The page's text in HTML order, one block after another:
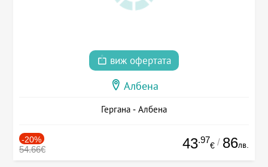
виж офертата
Албена
Гергана - Албена
-20%
54.66€ 43.97
€ / 86лв.